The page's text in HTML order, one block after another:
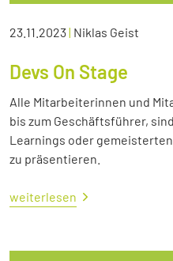
23.11.2023| Niklas Geist
Devs On Stage
Alle Mitarbeiterinnen und
bis zum Geschäftsführer,
Learnings oder
zu präsentieren.
weiterlesen